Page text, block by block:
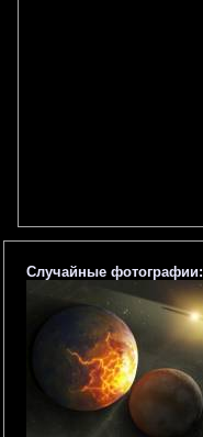
Случайные фотографии: